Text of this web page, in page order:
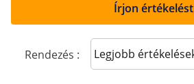
Írjon értékelést
Rendezés : Sort reviews